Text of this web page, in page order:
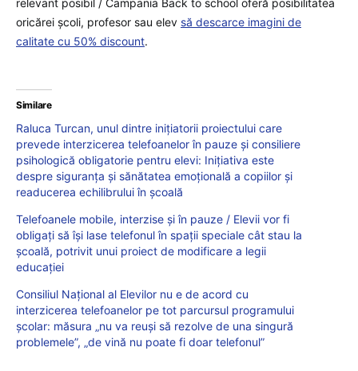
oricărei școli, profesor sau elev să descarce imagini de
calitate cu 50% discount.
Similare
Raluca Turcan, unul dintre inițiatorii proiectului care
prevede interzicerea telefoanelor în pauze și consiliere
psihologică obligatorie pentru elevi: Inițiativa este
despre siguranța și sănătatea emoțională a copiilor și
readucerea echilibrului în școală
Telefoanele mobile, interzise și în pauze / Elevii vor fi
obligați să își lase telefonul în spații speciale cât stau la
școală, potrivit unui proiect de modificare a legii
educației
Consiliul Național al Elevilor nu e de acord cu
interzicerea telefoanelor pe tot parcursul programului
școlar: măsura „nu va reuși să rezolve de una singură
problemele”, „de vină nu poate fi doar telefonul”